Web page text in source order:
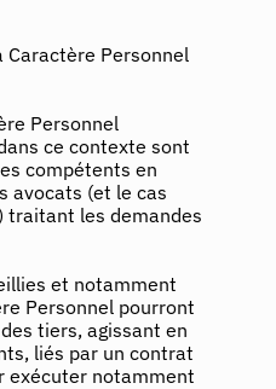
Caractère Personnel
Personnel
ce contexte sont
compétents en
avocats (et le cas
traitant les demandes
et notamment
Personnel pourront
tiers, agissant en
liés par un contrat
exécuter notamment